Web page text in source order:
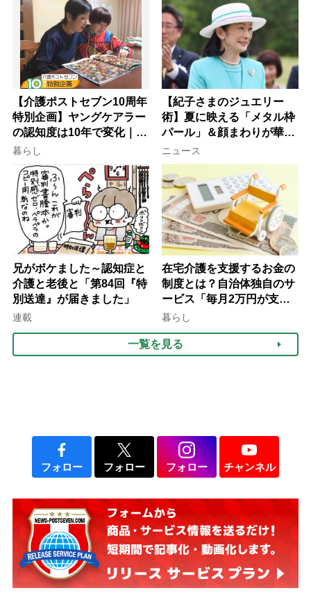
【介護ポストセブン10周年
特別企画】ヤングケアラー
の認知度は10年で変化｜流
行語大賞にノミネート、法
律にも明記されたが果たし
て現在は？
暮らし
【紀子さまのジュエリー
術】夏に映える「メタル枠
パール」＆顔まわりが華や
ぐ「揺れる一粒」の使い分
け方
ニュース
兄がボケました～認知症と
介護と老後と「第84回『特
別送達』が届きました」
連載
在宅介護を支援するお金の
制度とは？自治体独自のサ
ービス「毎月2万円が支給
される」ケースも【FP解
暮らし
一覧を見る
フォロー フォロー フォロー チャンネル